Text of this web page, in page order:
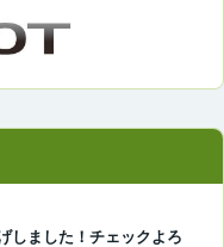
しました！チェックよろ